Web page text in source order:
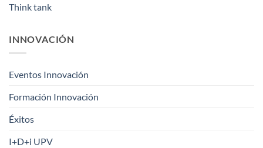
Think tank
INNOVACIÓN
Eventos Innovación
Formación Innovación
Éxitos
I+D+i UPV